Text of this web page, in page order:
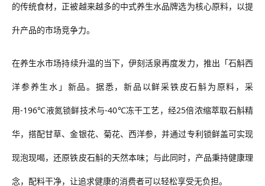
的传统食材，正被越来越多的中式养生水品牌选为核心原料，以提
升产品的市场竞争力。
在养生水市场持续升温的当下，伊刻活泉再度发力， 推出「石斛西
洋参养生水」新品。 据悉，新品以鲜采铁皮石斛为原料，采
用-196℃液氮锁鲜技术与-40℃冻干工艺，经25倍浓缩萃取石斛精
华，搭配甘草、金银花、菊花、西洋参，并通过专利锁鲜盖可实现
现泡现喝，还原铁皮石斛的天然本味；与此同时，产品秉持健康理
念， 配料干净，让追求健康的消费者可以轻松享受无负担。